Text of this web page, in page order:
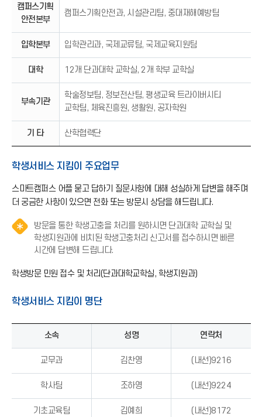
캠퍼스기획
안전본부
캠퍼스기획안전과, 시설관리팀, 중대재해예방팀
입학본부 입학관리과, 국제교류팀, 국제교육지원팀
대학 12개 단과대학 교학실, 2개 학부 교학실
부속기관
학술정보팀, 정보전산팀, 평생교육 트라이버시티
교학팀, 체육진흥원, 생활원, 공자학원
기 타 산학협력단
학생서비스 지킴이 주요업무
스마트캠퍼스 어플 묻고 답하기 질문사항에 대해 성실하게 답변을 해주며
더 궁금한 사항이 있으면 전화 또는 방문시 상담을 해드립니다.
방문을 통한 학생고충을 처리를 원하시면 단과대학 교학실 및
학생지원과에 비치된 학생고충처리 신고서를 접수하시면 빠른
시간에 답변해 드립니다.알
(
콘
학생방문 민원 접수 및 처리(단과대학교학실, 학생지원과)
학생서비스 지킴이 명단
소속 성명 연락처
교무과 김찬영 (내선)9216
학사팀 조하영 (내선)9224
기초교육팀 김예희 (내선)8172